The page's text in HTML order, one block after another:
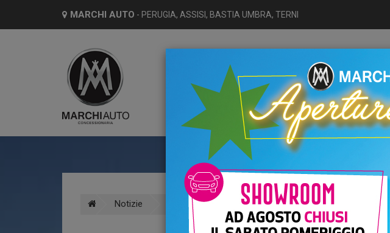
MARCHI AUTO - PERUGIA, ASSISI, BASTIA UMBRA, TERNI
HOME USATO NUOVO
Notizie Alfa Romeo Marchi Auto: concessionaria Alfa